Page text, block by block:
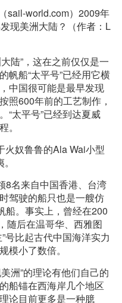
sail-world.com）2009年
现美洲大陆？（作者：L
陆”，这在之前仅仅是一
帆船“太平号”已经用它横
中国很可能是最早发现
照600年前的工艺制作，
“太平号”已经到达夏威
。
火奴鲁鲁的Ala Wai小型
8名来自中国香港、台湾
驾驶的船只也是一艘仿
船。事实上，曾经在200
随后在温哥华、西雅图
号比起古代中国海洋实力
模小了数倍。
洲”的理论有他们自己的
船锚在西海岸几个地区
论目前更多是一种臆